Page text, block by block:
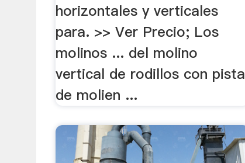
horizontales y verticales
para. >> Ver Precio; Los
molinos ... del molino
vertical de rodillos con pista
de molien ...